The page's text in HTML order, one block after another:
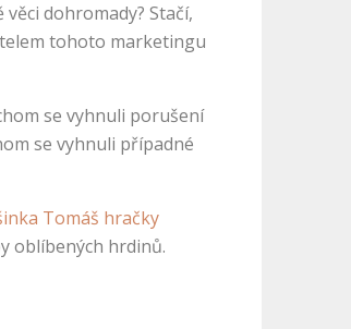
dohromady? Stačí,
tohoto marketingu
se vyhnuli porušení
se vyhnuli případné
Tomáš hračky
oblíbených hrdinů.